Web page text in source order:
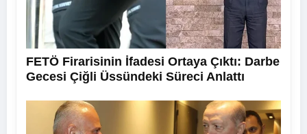
FETÖ Firarisinin İfadesi Ortaya Çıktı: Darbe
Gecesi Çiğli Üssündeki Süreci Anlattı